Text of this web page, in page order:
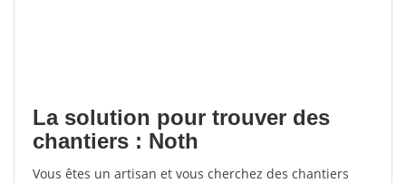
La solution pour trouver des
chantiers : Noth
Vous êtes un artisan et vous cherchez des chantiers